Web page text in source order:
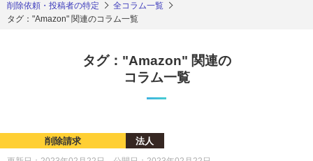
削除依頼・投稿者の特定
全コラム一覧
タグ："Amazon" 関連のコラム一覧
タグ："Amazon" 関連の
コラム一覧
削除請求 法人